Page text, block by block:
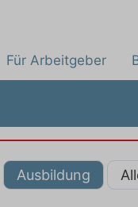
Für Arbeitgeber
Ausbildung